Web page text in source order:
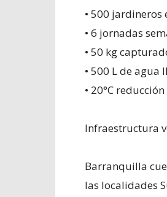
• 500 jardineros
• 6 jornadas
• 50 kg
• 500 L de
• 20°C
Infraestructura
Barranquilla
las localidades